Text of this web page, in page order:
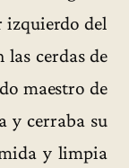
izquierdo del
las cerdas de
maestro de
y cerraba su
y limpia